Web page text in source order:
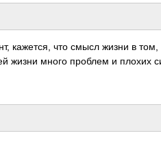
каже­тся, что смысл жизни в
жизни много проблем и плохих